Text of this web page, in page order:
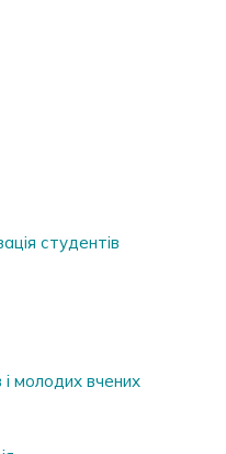
студентів
молодих вчених